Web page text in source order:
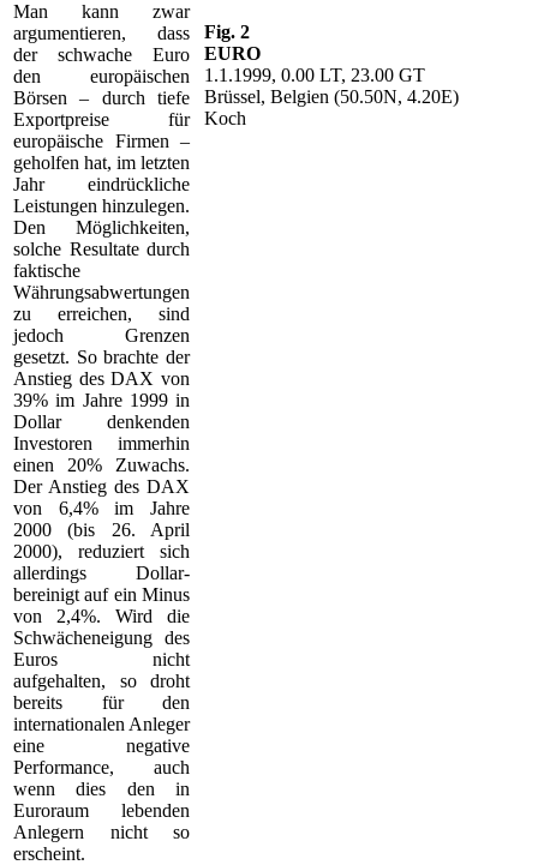
Man kann zwar
argumentieren, dass
der schwache Euro
den europäischen
Börsen – durch tiefe
Exportpreise für
europäische Firmen –
geholfen hat, im letzten
Jahr eindrückliche
Leistungen hinzulegen.
Den Möglichkeiten,
solche Resultate durch
faktische
Währungsabwertungen
zu erreichen, sind
jedoch Grenzen
gesetzt. So brachte der
Anstieg des DAX von
39% im Jahre 1999 in
Dollar denkenden
Investoren immerhin
einen 20% Zuwachs.
Der Anstieg des DAX
von 6,4% im Jahre
2000 (bis 26. April
2000), reduziert sich
allerdings Dollar-
bereinigt auf ein Minus
von 2,4%. Wird die
Schwächeneigung des
Euros nicht
aufgehalten, so droht
bereits für den
internationalen Anleger
eine negative
Performance, auch
wenn dies den in
Euroraum lebenden
Anlegern nicht so
erscheint.
Fig. 2
EURO
1.1.1999, 0.00 LT, 23.00 GT
Brüssel, Belgien (50.50N, 4.20E)
Koch